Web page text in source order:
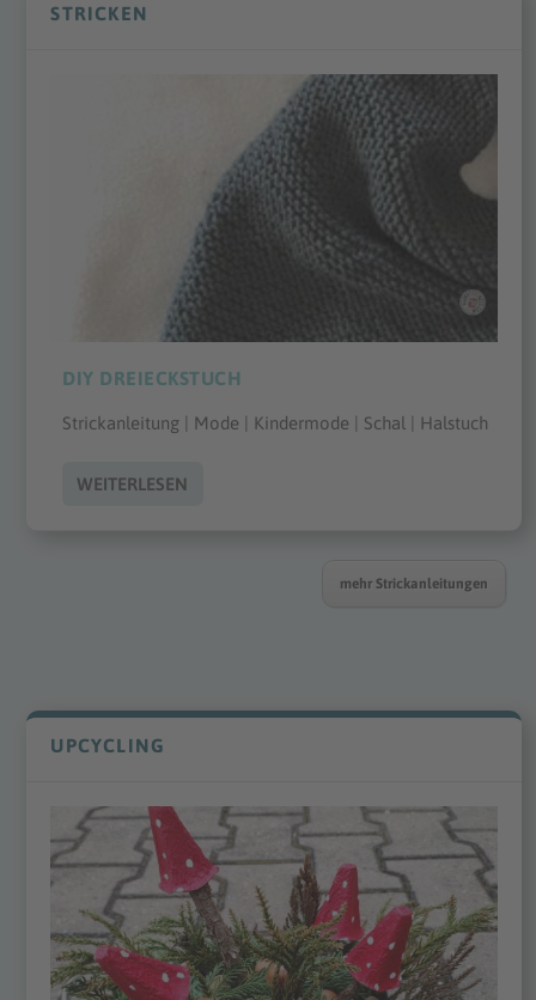
STRICKEN
DIY DREIECKSTUCH
Strickanleitung | Mode | Kindermode | Schal | Halstuch
WEITERLESEN
mehr Strickanleitungen
UPCYCLING